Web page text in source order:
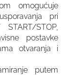
omogućuje
pri
STOP,
postavke
otvaranja i
putem